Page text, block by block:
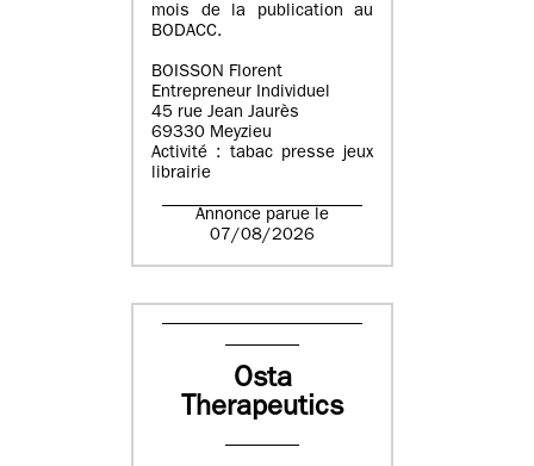
mois de la publication au
BODACC.
BOISSON Florent
Entrepreneur Individuel
45 rue Jean Jaurès
69330 Meyzieu
Activité : tabac presse jeux
librairie
Annonce parue le
07/08/2026
Osta
Therapeutics